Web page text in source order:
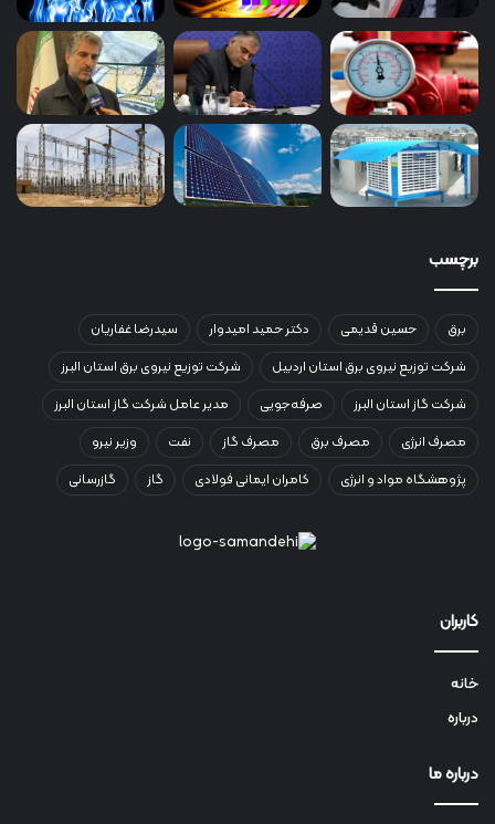
برچسب
برق حسین قدیمی دکتر حمید امیدوار
سیدرضا غفاریان
شرکت توزیع نیروی برق استان اردبیل
شرکت توزیع نیروی برق استان البرز
شرکت گاز استان البرز
صرفه‌جویی
مدیر عامل شرکت گاز استان البرز
مصرف انرژی
مصرف برق مصرف گاز نفت
وزیر نیرو
پژوهشگاه مواد و انرژی
کامران ایمانی فولادی گاز گازرسانی
کاربران
خانه
درباره
درباره ما